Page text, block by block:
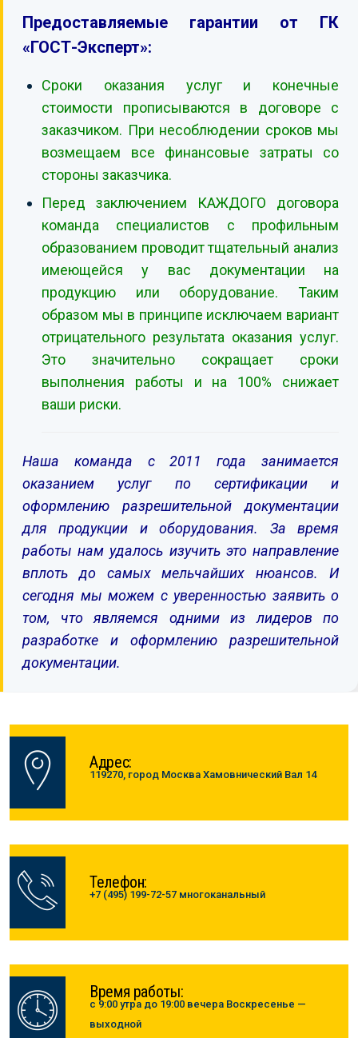
Предоставляемые гарантии от ГК
«ГОСТ-Эксперт»:
Сроки оказания услуг и конечные
стоимости прописываются в договоре с
заказчиком. При несоблюдении сроков мы
возмещаем все финансовые затраты со
стороны заказчика.
Перед заключением КАЖДОГО договора
команда специалистов с профильным
образованием проводит тщательный анализ
имеющейся у вас документации на
продукцию или оборудование. Таким
образом мы в принципе исключаем вариант
отрицательного результата оказания услуг.
Это значительно сокращает сроки
выполнения работы и на 100% снижает
ваши риски.
Наша команда с 2011 года занимается
оказанием услуг по сертификации и
оформлению разрешительной документации
для продукции и оборудования. За время
работы нам удалось изучить это направление
вплоть до самых мельчайших нюансов. И
сегодня мы можем с уверенностью заявить о
том, что являемся одними из лидеров по
разработке и оформлению разрешительной
документации.
Адрес:
119270, город Москва Хамовнический Вал 14
Телефон:
+7 (495) 199-72-57 многоканальный
Время работы:
с 9:00 утра до 19:00 вечера Воскресенье —
выходной